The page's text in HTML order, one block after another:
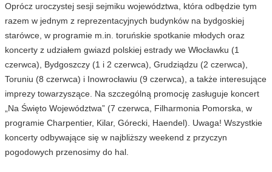
Oprócz uroczystej sesji sejmiku województwa, która odbędzie tym
razem w jednym z reprezentacyjnych budynków na bydgoskiej
starówce, w programie m.in. toruńskie spotkanie młodych oraz
koncerty z udziałem gwiazd polskiej estrady we Włocławku (1
czerwca), Bydgoszczy (1 i 2 czerwca), Grudziądzu (2 czerwca),
Toruniu (8 czerwca) i Inowrocławiu (9 czerwca), a także interesujące
imprezy towarzyszące. Na szczególną promocję zasługuje koncert
„Na Święto Województwa” (7 czerwca, Filharmonia Pomorska, w
programie Charpentier, Kilar, Górecki, Haendel). Uwaga! Wszystkie
koncerty odbywające się w najbliższy weekend z przyczyn
pogodowych przenosimy do hal.